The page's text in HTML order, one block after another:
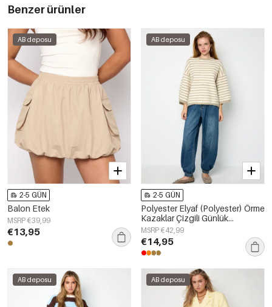
Benzer ürünler
AB deposu
2-5 GÜN
Balon Etek
MSRP €39,99
€13,95
AB deposu
2-5 GÜN
Polyester Elyaf (Polyester) Örme
Kazaklar Çizgili Günlük
Sonbahar/Kış Giysileri
MSRP €42,99
€14,95
AB deposu AB deposu